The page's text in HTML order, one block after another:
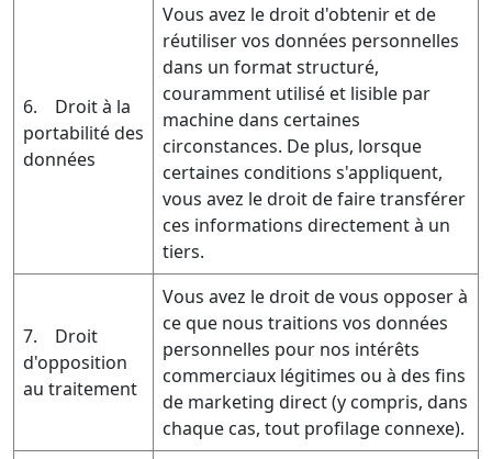
6. Droit à la
portabilité des
données
Vous avez le droit d'obtenir et de
réutiliser vos données personnelles
dans un format structuré,
couramment utilisé et lisible par
machine dans certaines
circonstances. De plus, lorsque
certaines conditions s'appliquent,
vous avez le droit de faire transférer
ces informations directement à un
tiers.
7. Droit
d'opposition
au traitement
Vous avez le droit de vous opposer à
ce que nous traitions vos données
personnelles pour nos intérêts
commerciaux légitimes ou à des fins
de marketing direct (y compris, dans
chaque cas, tout profilage connexe).